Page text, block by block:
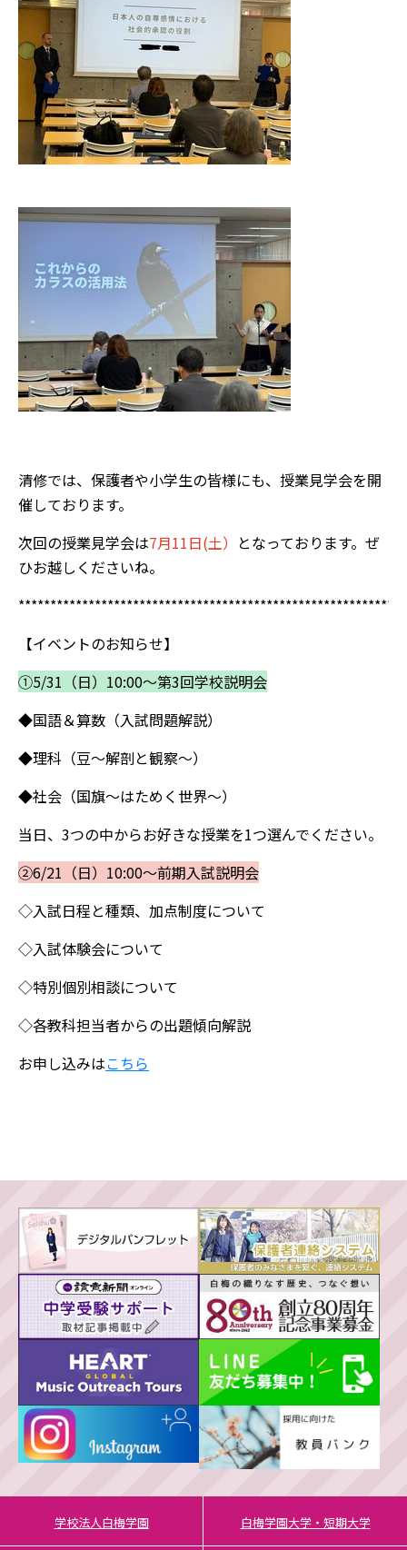
清修では、保護者や小学生の皆様にも、授業見学会を開
催しております。
次回の授業見学会は7月11日(土） となっております。ぜ
ひお越しくださいね。
【イベントのお知らせ】
①5/31（日）10:00～第3回学校説明会
◆国語＆算数（入試問題解説）
◆理科（豆～解剖と観察～）
◆社会（国旗～はためく世界～）
当日、3つの中からお好きな授業を1つ選んでください。
②6/21（日）10:00～前期入試説明会
◇入試日程と種類、加点制度について
◇入試体験会について
◇特別個別相談について
◇各教科担当者からの出題傾向解説
お申し込みはこちら
学校法人白梅学園 白梅学園大学・短期大学